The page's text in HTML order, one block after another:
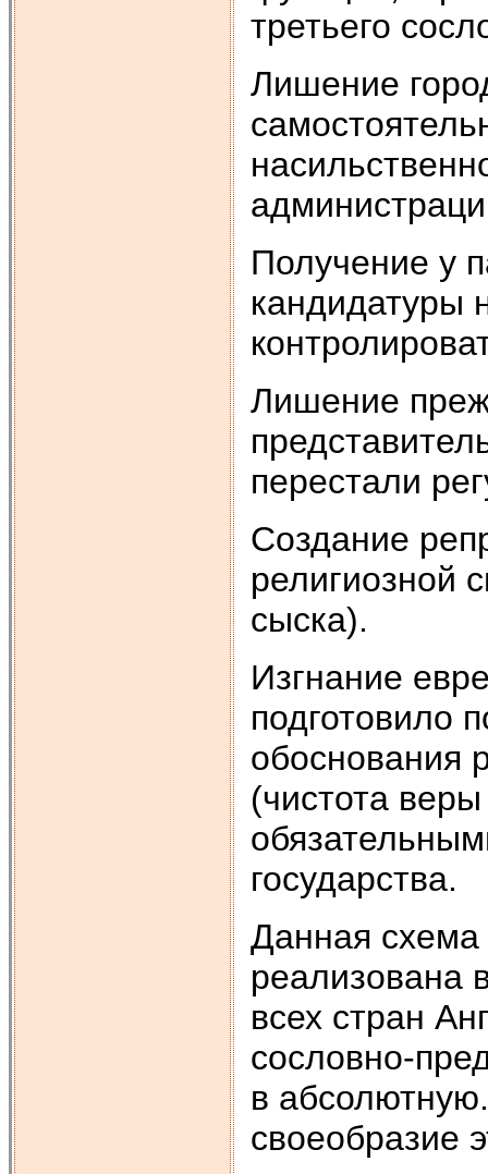
третьего
Лишение
Получение у
кандидатуры
Лишение
перестали
Создание
религиозной
сыска).
Изгнание
подготовило
обоснования
(чистота
государства.
Данная
реализована
всех стран
сословно-
в
своеобразие